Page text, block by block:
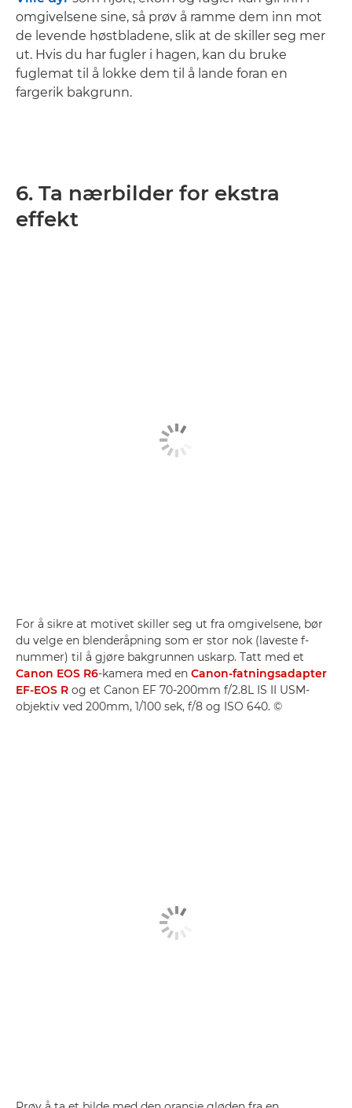
omgivelsene sine, så prøv å ramme dem inn mot
de levende høstbladene, slik at de skiller seg mer
ut. Hvis du har fugler i hagen, kan du bruke
fuglemat til å lokke dem til å lande foran en
fargerik bakgrunn.
6. Ta nærbilder for ekstra
effekt
For å sikre at motivet skiller seg ut fra omgivelsene, bør
du velge en blenderåpning som er stor nok (laveste f-
nummer) til å gjøre bakgrunnen uskarp. Tatt med et
Canon EOS R6-kamera med en Canon-fatningsadapter
EF-EOS R og et Canon EF 70-200mm f/2.8L IS II USM-
objektiv ved 200mm, 1/100 sek, f/8 og ISO 640. ©